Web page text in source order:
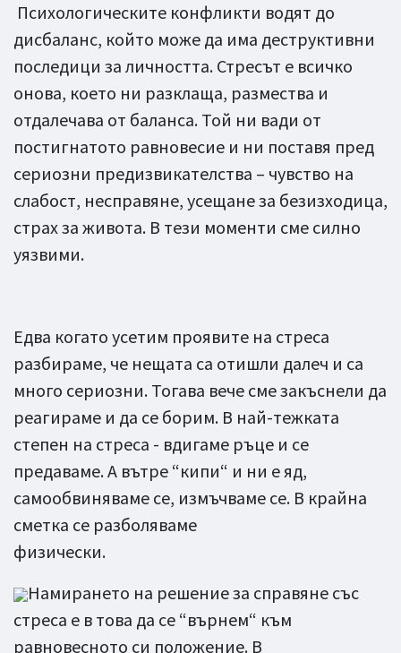
Психологическите конфликти водят до
дисбаланс, който може да има деструктивни
последици за личността. Стресът е всичко
онова, което ни разклаща, размества и
отдалечава от баланса. Той ни вади от
постигнатото равновесие и ни поставя пред
сериозни предизвикателства – чувство на
слабост, несправяне, усещане за безизходица,
страх за живота. В тези моменти сме силно
уязвими.
Едва когато усетим проявите на стреса
разбираме, че нещата са отишли далеч и са
много сериозни. Тогава вече сме закъснели да
реагираме и да се борим. В най-тежката
степен на стреса - вдигаме ръце и се
предаваме. А вътре “кипи“ и ни е яд,
самообвиняваме се, измъчваме се. В крайна
сметка се разболяваме
физически.
Намирането на решение за справяне със
стреса е в това да се “върнем“ към
равновесното си положение. В